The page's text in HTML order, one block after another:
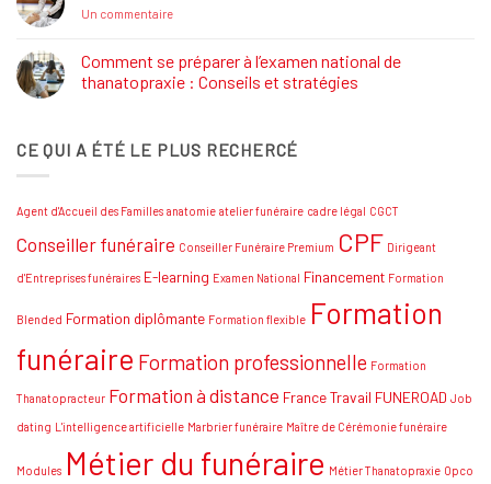
Salon
SUD
Un commentairesur
Réaliser
votre
rêve
Comment se préparer à l’examen national de
thanatopraxie : Conseils et stratégies
Comment
se
national
thanatopraxie
Conseils
CE QUI A ÉTÉ LE PLUS RECHERCÉ
Agent d'Accueil des Familles anatomie atelier funéraire cadre légal CGCT
Conseiller funéraire Conseiller Funéraire Premium CPF Dirigeant
d'Entreprises funéraires E-learning Examen National Financement Formation
Blended Formation diplômante Formation flexible Formation
funéraire Formation professionnelle Formation
Thanatopracteur Formation à distance France Travail FUNEROAD Job
dating L'intelligence artificielle Marbrier funéraire Maître de Cérémonie funéraire
Modules Métier du funéraire Métier Thanatopraxie Opco